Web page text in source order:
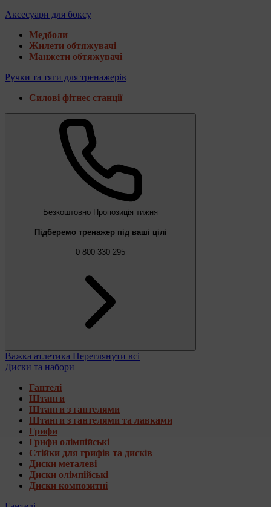
Аксесуари для боксу
Медболи
Жилети обтяжувачі
Манжети обтяжувачі
Ручки та тяги для тренажерів
Силові фітнес станції
Безкоштовно Пропозиція тижня
Підберемо тренажер під ваші цілі
0 800 330 295
Важка атлетика Переглянути всі
Диски та набори
Гантелі
Штанги
Штанги з гантелями
Штанги з гантелями та лавками
Грифи
Грифи олімпійські
Стійки для грифів та дисків
Диски металеві
Диски олімпійські
Диски композитні